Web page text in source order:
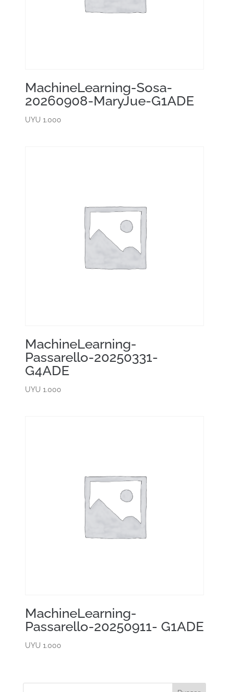
MachineLearning-Sosa-
20260908-MaryJue-G1ADE
UYU 1.000
MachineLearning-
Passarello-20250331-
G4ADE
UYU 1.000
MachineLearning-
Passarello-20250911- G1ADE
UYU 1.000